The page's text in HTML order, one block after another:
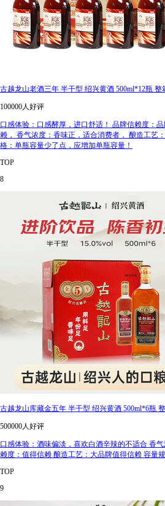
古越龙山老酒三年 半干型 绍兴黄酒 500ml*12瓶 整
100000人好评
口感体验：口感酵厚，进口舒适！ 品牌信赖度：
赖， 香气浓度：香味正，适合消费者， 酿造工艺
格：单瓶容量少了点，应增加单瓶容量！
TOP
8
古越龙山库藏金五年 半干型 绍兴黄酒 500ml*6瓶
500000人好评
口感体验：酒味偏淡，喜欢白酒辛辣的不适合 香
赖度：值得信赖 酿造工艺：大品牌值得信赖 容量
TOP
9